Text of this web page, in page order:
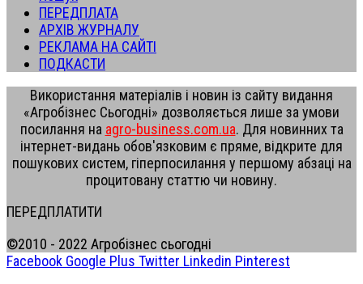
ПЕРЕДПЛАТА
АРХІВ ЖУРНАЛУ
РЕКЛАМА НА САЙТІ
ПОДКАСТИ
Використання матеріалів і новин із сайту видання
«Агробізнес Сьогодні» дозволяється лише за умови
посилання на agro-business.com.ua. Для новинних та
інтернет-видань обов'язковим є пряме, відкрите для
пошукових систем, гіперпосилання у першому абзаці на
процитовану статтю чи новину.
ПЕРЕДПЛАТИТИ
©2010 - 2022 Агробізнес сьогодні
Facebook Google Plus Twitter Linkedin Pinterest